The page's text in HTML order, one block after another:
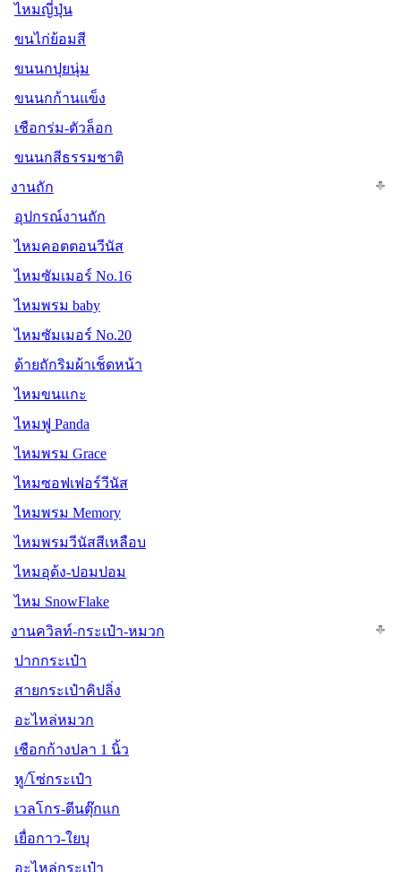
ไหมญี่ปุ่น
ขนไก่ย้อมสี
ขนนกปุยนุ่ม
ขนนกก้านแข็ง
เชือกร่ม-ตัวล็อก
ขนนกสีธรรมชาติ
งานถัก
อุปกรณ์งานถัก
ไหมคอตตอนวีนัส
ไหมซัมเมอร์ No.16
ไหมพรม baby
ไหมซัมเมอร์ No.20
ด้ายถักริมผ้าเช็ดหน้า
ไหมขนแกะ
ไหมฟู Panda
ไหมพรม Grace
ไหมซอฟเฟอร์วีนัส
ไหมพรม Memory
ไหมพรมวีนัสสีเหลือบ
ไหมอุด้ง-ปอมปอม
ไหม SnowFlake
งานควิลท์-กระเป๋า-หมวก
ปากกระเป๋า
สายกระเป๋าคิปลิ่ง
อะไหล่หมวก
เชือกก้างปลา 1 นิ้ว
หู/โซ่กระเป๋า
เวลโกร-ตีนตุ๊กแก
เยื่อกาว-ใยบุ
อะไหล่กระเป๋า